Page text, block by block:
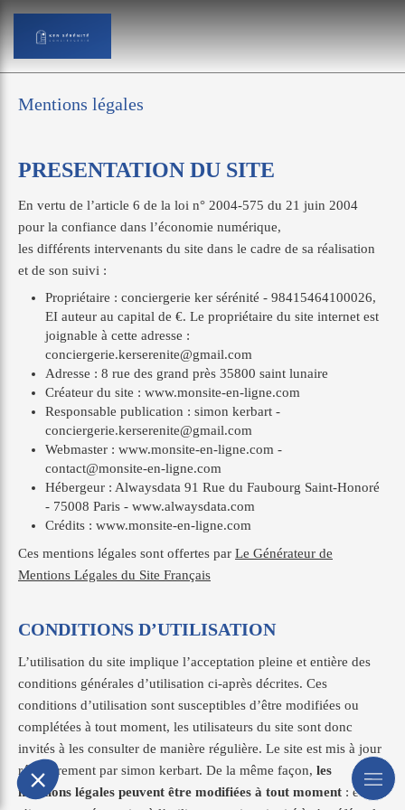
Mentions légales
PRESENTATION DU SITE
En vertu de l’article 6 de la loi n° 2004-575 du 21 juin 2004
pour la confiance dans l’économie numérique,
les différents intervenants du site dans le cadre de sa réalisation
et de son suivi :
Propriétaire : conciergerie ker sérénité - 98415464100026,
EI auteur au capital de €. Le propriétaire du site internet est
joignable à cette adresse :
conciergerie.kerserenite@gmail.com
Adresse : 8 rue des grand près 35800 saint lunaire
Créateur du site : www.monsite-en-ligne.com
Responsable publication : simon kerbart -
conciergerie.kerserenite@gmail.com
Webmaster : www.monsite-en-ligne.com -
contact@monsite-en-ligne.com
Hébergeur : Alwaysdata 91 Rue du Faubourg Saint-Honoré
- 75008 Paris - www.alwaysdata.com
Crédits : www.monsite-en-ligne.com
Ces mentions légales sont offertes par Le Générateur de
Mentions Légales du Site Français
CONDITIONS D’UTILISATION
L’utilisation du site implique l’acceptation pleine et entière des
conditions générales d’utilisation ci-après décrites. Ces
conditions d’utilisation sont susceptibles d’être modifiées ou
complétées à tout moment, les utilisateurs du site sont donc
invités à les consulter de manière régulière. Le site est mis à jour
régulièrement par simon kerbart. De la même façon, les
mentions légales peuvent être modifiées à tout moment : elles